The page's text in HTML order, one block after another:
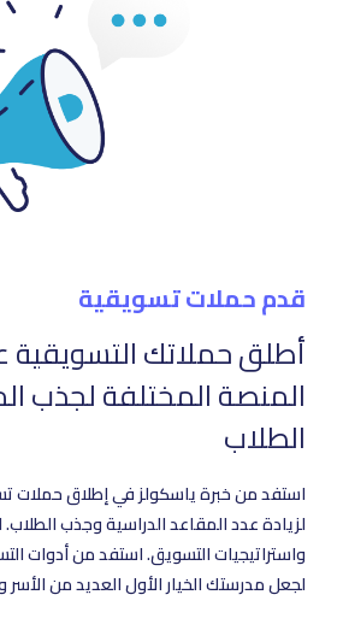
قدم حملات تسويقية
أطلق حملاتك التسويقية
المنصة المختلفة لجذب
الطلاب
استفد من خبرة ياسكولز في إطلاق
لزيادة عدد المقاعد الدراسية وجذب الطلاب.
واستراتيجيات التسويق. استفد من أدوات
لجعل مدرستك الخيار الأول العديد من الأسر